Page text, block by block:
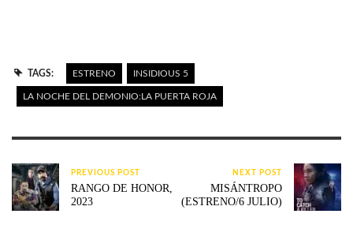
TAGS: ESTRENO INSIDIOUS 5
LA NOCHE DEL DEMONIO:LA PUERTA ROJA
PREVIOUS POST
RANGO DE HONOR,
2023
NEXT POST
MISÁNTROPO
(ESTRENO/6 JULIO)